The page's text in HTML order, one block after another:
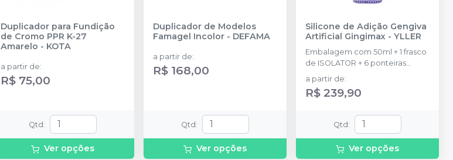
Duplicador para Fundição
de Cromo PPR K-27
Amarelo - KOTA
a partir de:
R$ 75,00
Qtd:
Ver opções
Duplicador de Modelos
Famagel Incolor - DEFAMA
a partir de:
R$ 168,00
Qtd:
Ver opções
Silicone de Adição Gengiva
Artificial Gingimax - YLLER
Embalagem com 50ml + 1 frasco
de ISOLATOR + 6 ponteiras
automisturadoras Amarelas.
a partir de:
R$ 239,90
Qtd:
Ver opções